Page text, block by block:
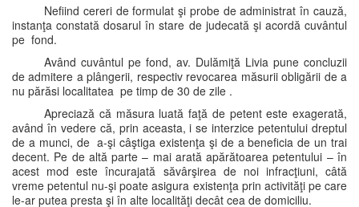
Nefiind cereri de formulat şi probe de administrat în cauză,
instanţa constată dosarul în stare de judecată şi acordă cuvântul
pe fond.
Având cuvântul pe fond, av. Dulămiţă Livia pune concluzii
de admitere a plângerii, respectiv revocarea măsurii obligării de a
nu părăsi localitatea pe timp de 30 de zile .
Apreciază că măsura luată faţă de petent este exagerată,
având în vedere că, prin aceasta, i se interzice petentului dreptul
de a munci, de a-şi câştiga existenţa şi de a beneficia de un trai
decent. Pe de altă parte – mai arată apărătoarea petentului – în
acest mod este încurajată săvârşirea de noi infracţiuni, câtă
vreme petentul nu-şi poate asigura existenţa prin activităţi pe care
le-ar putea presta şi în alte localităţi decât cea de domiciliu.